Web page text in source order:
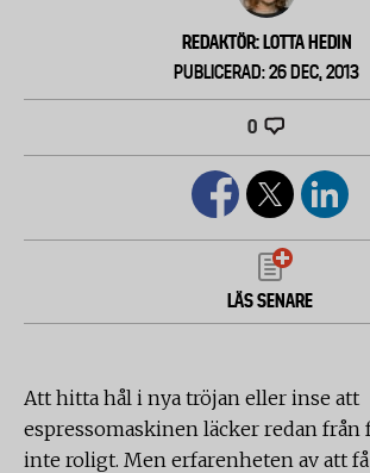
REDAKTÖR: LOTTA HEDIN
PUBLICERAD: 26 DEC, 2013
0
LÄS SENARE
Att hitta hål i nya tröjan eller inse att
espressomaskinen läcker redan från
inte roligt. Men erfarenheten av att